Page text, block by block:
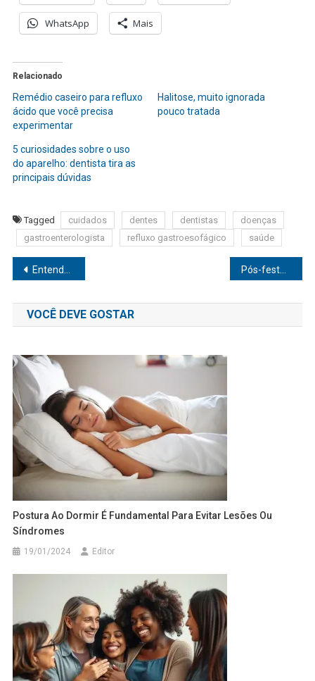
WhatsApp Mais
Relacionado
Remédio caseiro para refluxo
ácido que você precisa
experimentar
Halitose, muito ignorada
pouco tratada
5 curiosidades sobre o uso
do aparelho: dentista tira as
principais dúvidas
Tagged cuidados dentes dentistas
doenças
gastroenterologista
refluxo gastroesofágico saúde
Navegação
de
Post
Entenda como proteger a saúde dos olhos durante o verão
VOCÊ DEVE GOSTAR
Postura Ao Dormir É Fundamental Para Evitar Lesões Ou
Síndromes
19/01/2024 Editor